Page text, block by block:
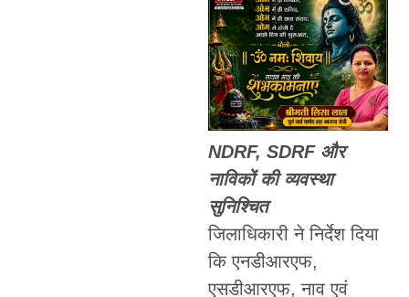
NDRF, SDRF और
नाविकों की व्यवस्था
सुनिश्चित
जिलाधिकारी ने निर्देश दिया
कि एनडीआरएफ,
एसडीआरएफ, नाव एवं